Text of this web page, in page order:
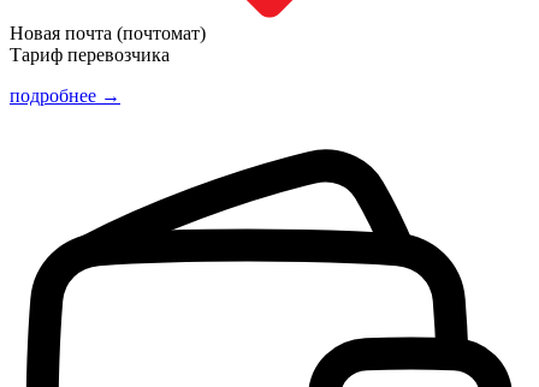
Новая почта (почтомат)
Тариф перевозчика
подробнее →